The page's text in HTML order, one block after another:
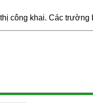
công khai. Các trường